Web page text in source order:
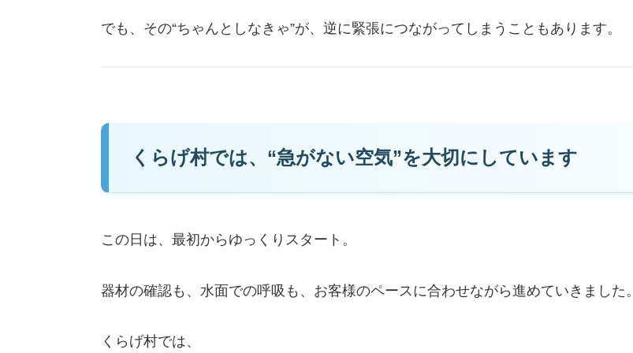
でも、その“ちゃんとしなきゃ”が、逆に緊張につながってしまうこともあります。
くらげ村では、“急がない空気”を大切にしています
この日は、最初からゆっくりスタート。
器材の確認も、水面での呼吸も、お客様のペースに合わせながら進めていきました。
くらげ村では、